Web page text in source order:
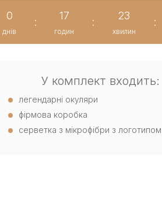
0
днів
:
17
годин
:
23
хвилин
:
У комплект входить:
легендарні окуляри
фірмова коробка
серветка з мікрофібри з логотипом